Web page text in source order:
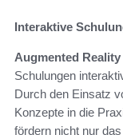
Interaktive
Augmented
Schulungen
Durch den Einsatz
Konzepte in die
fördern nicht nur